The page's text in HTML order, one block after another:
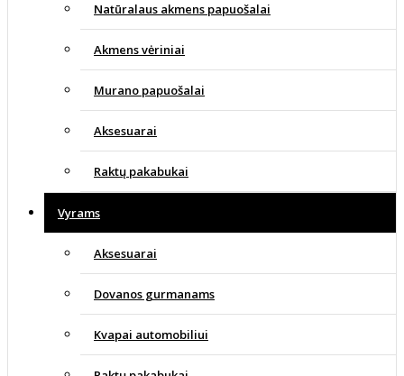
Natūralaus akmens papuošalai
Akmens vėriniai
Murano papuošalai
Aksesuarai
Raktų pakabukai
Vyrams
Aksesuarai
Dovanos gurmanams
Kvapai automobiliui